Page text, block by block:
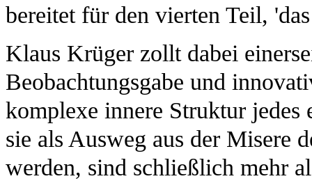
bereitet für den vierten Teil,
Klaus Krüger zollt dabei
Beobachtungsgabe und
komplexe innere Struktur jedes
sie als Ausweg aus der Misere
werden, sind schließlich mehr